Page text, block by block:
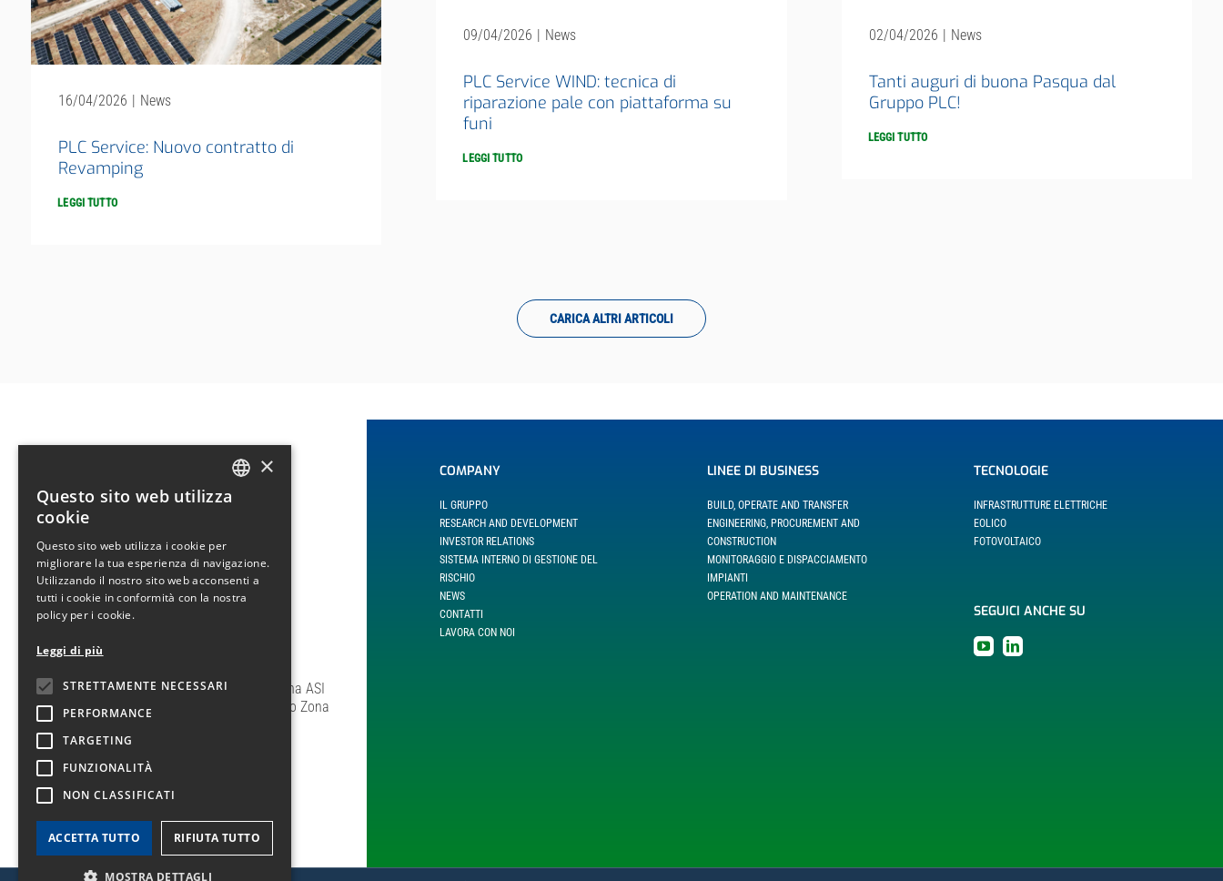
16/04/2026 | News
PLC Service: Nuovo contratto di
Revamping
LEGGI TUTTO
09/04/2026 | News
PLC Service WIND: tecnica di
riparazione pale con piattaforma su
funi
LEGGI TUTTO
02/04/2026 | News
Tanti auguri di buona Pasqua dal
Gruppo PLC!
LEGGI TUTTO
CARICA ALTRI ARTICOLI
PLC S.p.a.
Sede legale:
Via delle Industrie, 100
Località Pantano Zona ASI
80011 – Acerra (NA)
Via delle Industrie, 100 – Località Pantano Zona ASI
Via delle Industrie, 272/274 – Località Pantano Zona
ASI
80011 – Acerra (NA)
P.I. e C.F. 05346630964 – R.E.A. NA993384
COOKIES POLICY |PRIVACY POLICY
COMPANY
IL GRUPPO
RESEARCH AND DEVELOPMENT
INVESTOR RELATIONS
SISTEMA INTERNO DI GESTIONE DEL
RISCHIO
NEWS
CONTATTI
LAVORA CON NOI
LINEE DI BUSINESS
BUILD, OPERATE AND TRANSFER
ENGINEERING, PROCUREMENT AND
CONSTRUCTION
MONITORAGGIO E DISPACCIAMENTO
IMPIANTI
OPERATION AND MAINTENANCE
TECNOLOGIE
INFRASTRUTTURE ELETTRICHE
EOLICO
FOTOVOLTAICO
SEGUICI ANCHE SU
×
Questo sito web utilizza
cookie
Questo sito web utilizza i cookie per
migliorare la tua esperienza di navigazione.
Utilizzando il nostro sito web acconsenti a
tutti i cookie in conformità con la nostra
policy per i cookie.
Leggi di più
STRETTAMENTE NECESSARI
PERFORMANCE
TARGETING
FUNZIONALITÀ
NON CLASSIFICATI
ACCETTA TUTTO RIFIUTA TUTTO
MOSTRA DETTAGLI